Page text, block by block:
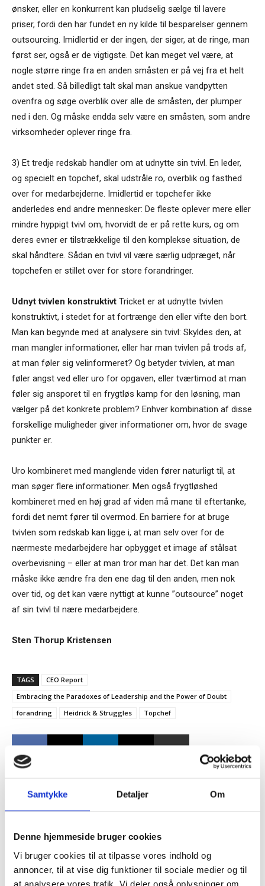
Samtykke Detaljer Om
Denne hjemmeside bruger cookies
Vi bruger cookies til at tilpasse vores indhold og
annoncer, til at vise dig funktioner til sociale medier og til
at analysere vores trafik. Vi deler også oplysninger om
ønsker, eller en konkurrent kan pludselig sælge til lavere
priser, fordi den har fundet en ny kilde til besparelser gennem
outsourcing. Imidlertid er der ingen, der siger, at de ringe, man
først ser, også er de vigtigste. Det kan meget vel være, at
nogle større ringe fra en anden småsten er på vej fra et helt
andet sted. Så billedligt talt skal man anskue vandpytten
ovenfra og søge overblik over alle de småsten, der plumper
ned i den. Og måske endda selv være en småsten, som andre
virksomheder oplever ringe fra.
3) Et tredje redskab handler om at udnytte sin tvivl. En leder,
og specielt en topchef, skal udstråle ro, overblik og fasthed
over for medarbejderne. Imidlertid er topchefer ikke
anderledes end andre mennesker: De fleste oplever mere eller
mindre hyppigt tvivl om, hvorvidt de er på rette kurs, og om
deres evner er tilstrækkelige til den komplekse situation, de
skal håndtere. Sådan en tvivl vil være særlig udpræget, når
topchefen er stillet over for store forandringer.
Udnyt tvivlen konstruktivt Tricket er at udnytte tvivlen
konstruktivt, i stedet for at fortrænge den eller vifte den bort.
Man kan begynde med at analysere sin tvivl: Skyldes den, at
man mangler informationer, eller har man tvivlen på trods af,
at man føler sig velinformeret? Og betyder tvivlen, at man
føler angst ved eller uro for opgaven, eller tværtimod at man
føler sig ansporet til en frygtløs kamp for den løsning, man
vælger på det konkrete problem? Enhver kombination af disse
forskellige muligheder giver informationer om, hvor de svage
punkter er.
Uro kombineret med manglende viden fører naturligt til, at
man søger flere informationer. Men også frygtløshed
kombineret med en høj grad af viden må mane til eftertanke,
fordi det nemt fører til overmod. En barriere for at bruge
tvivlen som redskab kan ligge i, at man selv over for de
nærmeste medarbejdere har opbygget et image af stålsat
overbevisning – eller at man tror man har det. Det kan man
måske ikke ændre fra den ene dag til den anden, men nok
over tid, og det kan være nyttigt at kunne ”outsource” noget
af sin tvivl til nære medarbejdere.
Sten Thorup Kristensen
TAGS
CEO Report
Embracing the Paradoxes of Leadership and the Power of Doubt
forandring
Heidrick & Struggles Topchef
Guide: Genopfind den
meningsfulde virksomhed
Tilmeld dig vores
nyhedsbrev
– og modtag Ole Borchs bog
“Succes i en dansk bestyrelse”